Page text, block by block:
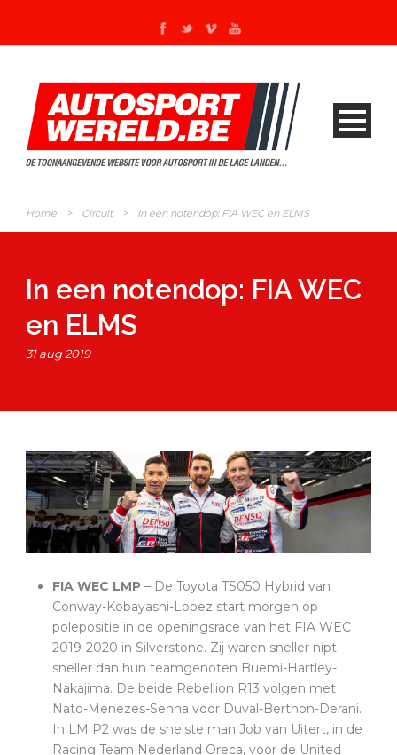
Home > Circuit > In een notendop: FIA WEC en ELMS
In een notendop: FIA WEC
en ELMS
31 aug 2019
FIA WEC LMP – De Toyota TS050 Hybrid van
Conway-Kobayashi-Lopez start morgen op
polepositie in de openingsrace van het FIA WEC
2019-2020 in Silverstone. Zij waren sneller nipt
sneller dan hun teamgenoten Buemi-Hartley-
Nakajima. De beide Rebellion R13 volgen met
Nato-Menezes-Senna voor Duval-Berthon-Derani.
In LM P2 was de snelste man Job van Uitert, in de
Racing Team Nederland Oreca, voor de United